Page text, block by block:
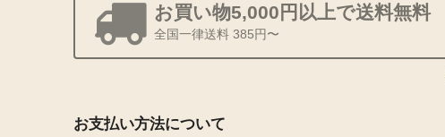
お買い物5,000円以上で送料無料
全国一律送料 385円〜
お支払い方法について